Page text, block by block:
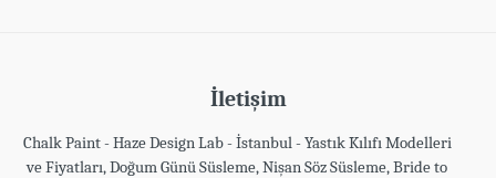
İletişim
Chalk Paint - Haze Design Lab - İstanbul - Yastık Kılıfı Modelleri
ve Fiyatları, Doğum Günü Süsleme, Nişan Söz Süsleme, Bride to